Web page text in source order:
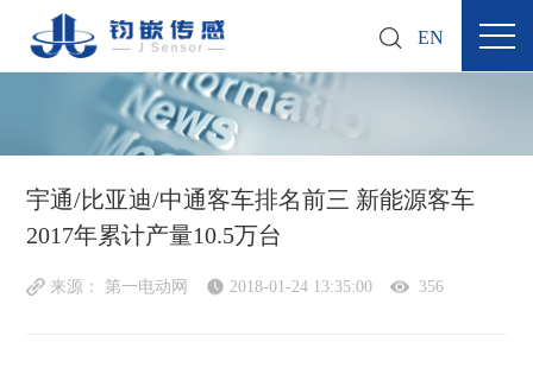
EN
宇通/比亚迪/中通客车排名前三 新能源客车
2017年累计产量10.5万台
来源： 第一电动网 2018-01-24 13:35:00 356